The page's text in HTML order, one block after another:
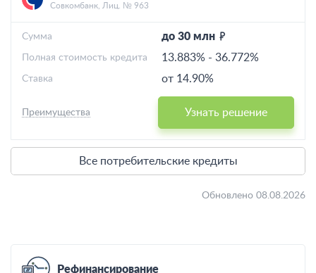
Совкомбанк, Лиц. № 963
до 30 млн
Cумма
13.883% - 36.772%
Полная стоимость кредита
от 14.90%
Ставка
Узнать решение
Преимущества
Все потребительские кредиты
Обновлено 08.08.2026
Рефинансирование